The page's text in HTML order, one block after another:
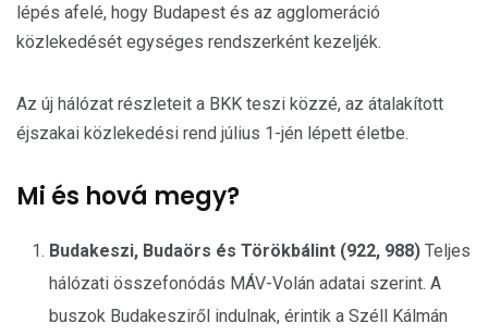
lépés afelé, hogy Budapest és az agglomeráció
közlekedését egységes rendszerként kezeljék.
Az új hálózat részleteit a BKK teszi közzé, az átalakított
éjszakai közlekedési rend július 1-jén lépett életbe.
Mi és hová megy?
Budakeszi, Budaörs és Törökbálint (922, 988) Teljes
hálózati összefonódás MÁV-Volán adatai szerint. A
buszok Budakesziről indulnak, érintik a Széll Kálmán